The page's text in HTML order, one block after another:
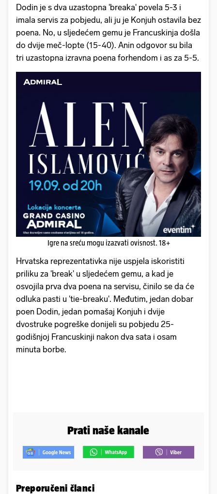
Dodin je s dva uzastopna 'breaka' povela 5-3 i
imala servis za pobjedu, ali ju je Konjuh ostavila bez
poena. No, u sljedećem gemu je Francuskinja došla
do dvije meč-lopte (15-40). Anin odgovor su bila
tri uzastopna izravna poena forhendom i as za 5-5.
Igre na sreću mogu izazvati ovisnost. 18+
Hrvatska reprezentativka nije uspjela iskoristiti
priliku za 'break' u sljedećem gemu, a kad je
osvojila prva dva poena na servisu, činilo se da će
odluka pasti u 'tie-breaku'. Međutim, jedan dobar
poen Dodin, jedan pomašaj Konjuh i dvije
dvostruke pogreške donijeli su pobjedu 25-
godišnjoj Francuskinji nakon dva sata i osam
minuta borbe.
Prati naše kanale
Preporučeni članci